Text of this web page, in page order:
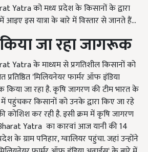
Yatra को मध्य प्रदेश के किसानों के द्वारा
आइए इस यात्रा के बारे में विस्तार से जानते हैं...
जा रहा जागरूक
Yatra के माध्यम से प्रगतिशील किसानों को
प्रतिष्ठित 'मिलियनेयर फार्मर ऑफ इंडिया
जा रहा है. कृषि जागरण की टीम भारत के
में पहुंचकर किसानों को उनके द्वारा किए जा रहे
कोशिश कर रही है. इसी क्रम में कृषि जागरण
Yatra का कारवां आज यानी की 14
के ग्राम पनिहार, ग्वालियर पहुंचा. जहां उन्होंने